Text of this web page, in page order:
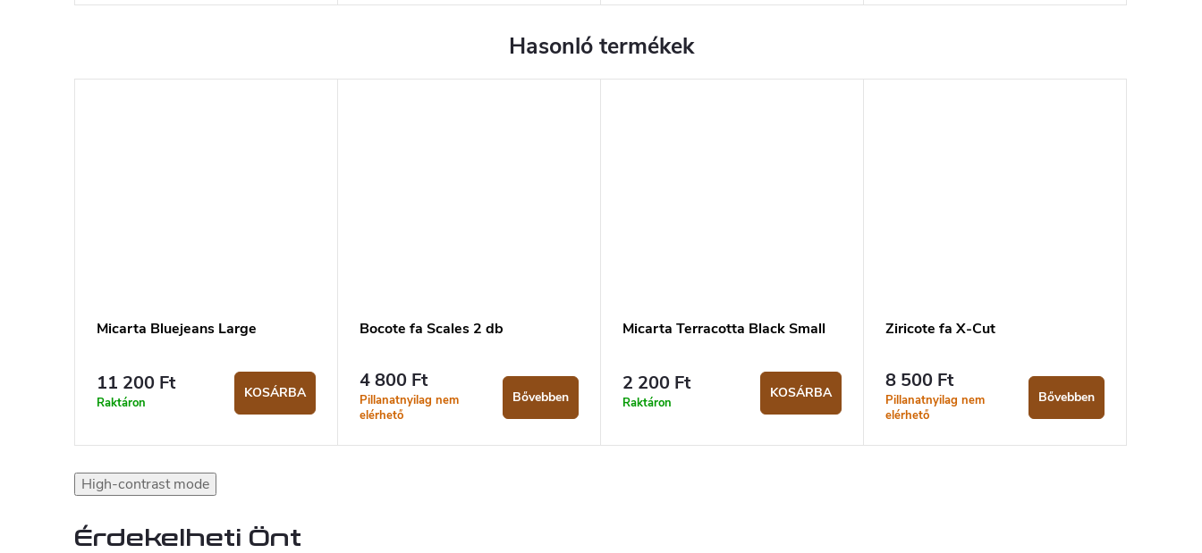
Micarta Bluejeans Large
11 200 Ft
Raktáron
KOSÁRBA
Bocote fa Scales 2 db
4 800 Ft
Pillanatnyilag nem
elérhető
Bővebben
Micarta Terracotta Black Small
2 200 Ft
Raktáron
KOSÁRBA
Ziricote fa X-Cut
8 500 Ft
Pillanatnyilag nem
elérhető
Bővebben
High-contrast mode
Érdekelheti Önt